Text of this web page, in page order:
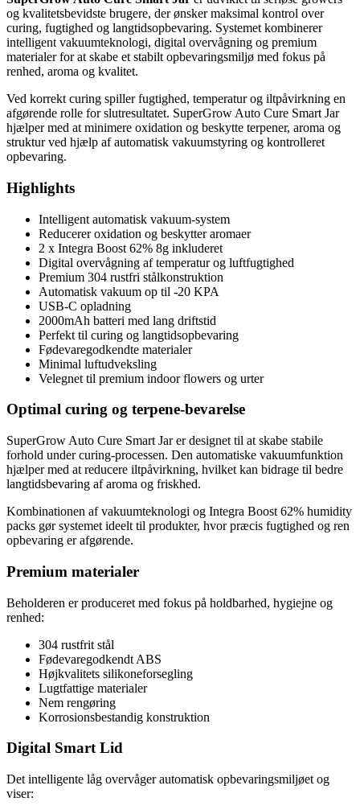
og kvalitetsbevidste brugere, der ønsker maksimal kontrol over
curing, fugtighed og langtidsopbevaring. Systemet kombinerer
intelligent vakuumteknologi, digital overvågning og premium
materialer for at skabe et stabilt opbevaringsmiljø med fokus på
renhed, aroma og kvalitet.
Ved korrekt curing spiller fugtighed, temperatur og iltpåvirkning en
afgørende rolle for slutresultatet. SuperGrow Auto Cure Smart Jar
hjælper med at minimere oxidation og beskytte terpener, aroma og
struktur ved hjælp af automatisk vakuumstyring og kontrolleret
opbevaring.
Highlights
Intelligent automatisk vakuum-system
Reducerer oxidation og beskytter aromaer
2 x Integra Boost 62% 8g inkluderet
Digital overvågning af temperatur og luftfugtighed
Premium 304 rustfri stålkonstruktion
Automatisk vakuum op til -20 KPA
USB-C opladning
2000mAh batteri med lang driftstid
Perfekt til curing og langtidsopbevaring
Fødevaregodkendte materialer
Minimal luftudveksling
Velegnet til premium indoor flowers og urter
Optimal curing og terpene-bevarelse
SuperGrow Auto Cure Smart Jar er designet til at skabe stabile
forhold under curing-processen. Den automatiske vakuumfunktion
hjælper med at reducere iltpåvirkning, hvilket kan bidrage til bedre
langtidsbevaring af aroma og friskhed.
Kombinationen af vakuumteknologi og Integra Boost 62% humidity
packs gør systemet ideelt til produkter, hvor præcis fugtighed og ren
opbevaring er afgørende.
Premium materialer
Beholderen er produceret med fokus på holdbarhed, hygiejne og
renhed:
304 rustfrit stål
Fødevaregodkendt ABS
Højkvalitets silikoneforsegling
Lugtfattige materialer
Nem rengøring
Korrosionsbestandig konstruktion
Digital Smart Lid
Det intelligente låg overvåger automatisk opbevaringsmiljøet og
viser: